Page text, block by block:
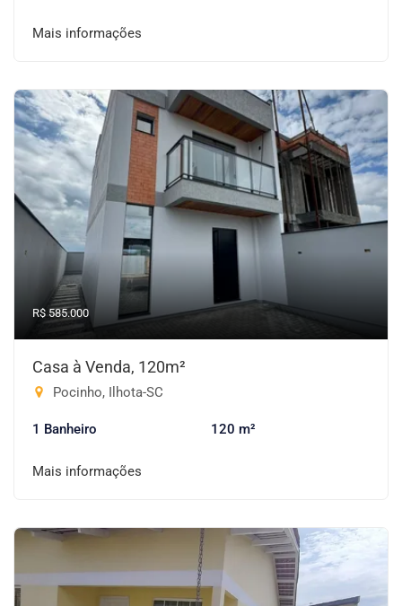
Mais informações
R$ 585.000
Casa à Venda, 120m²
Pocinho, Ilhota-SC
1 Banheiro 120 m²
Mais informações